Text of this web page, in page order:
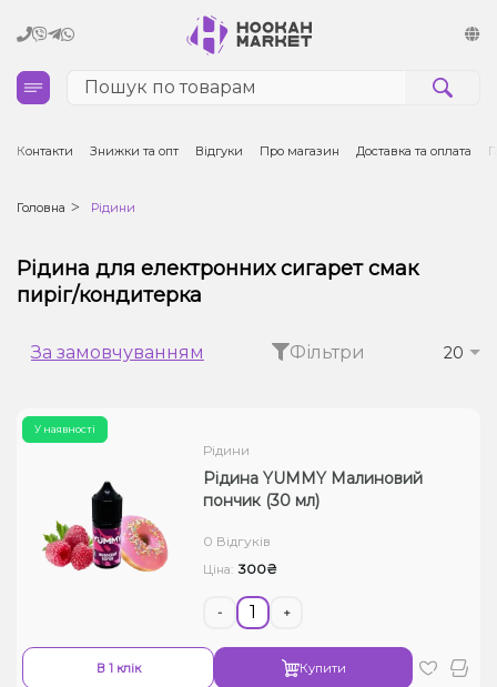
Кальяни
Тютюн для кальяну та кальянні суміші
Чаші для кальяну
Аксесуари для кальяну
Електронні сигарети (POD)
Комплектуючі для POD
Рідини для електронних сигарет
Подарункові набори
Контакти Знижки та опт Відгуки Про магазин Доставка та оплата
Головна Рідини
Рідина для електронних сигарет смак
пиріг/кондитерка
За замовчуванням Фільтри 20
У наявності
Рідини
Рідина YUMMY Малиновий
пончик (30 мл)
0 Відгуків
Ціна: 300₴
- +
В 1 клік Купити